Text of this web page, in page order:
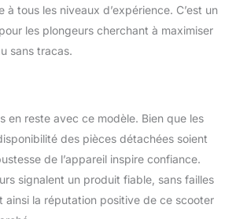
paddleboard ou un
kayak et l'utiliser pour
pour devenir un aileron
Fiable】: Le scooter de
mer de plongée en apnée
est fabriqué en une seule
pièce de coque en
plastique moulé par
injection, vous n'avez
à tous les niveaux d’expérience. C’est un
les plongeurs cherchant à maximiser
sans tracas.
en reste avec ce modèle. Bien que les
des pièces détachées soient
de l’appareil inspire confiance.
signalent un produit fiable, sans failles
ainsi la réputation positive de ce scooter